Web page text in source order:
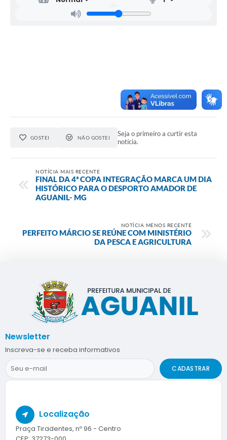
GOSTEI NÃO GOSTEI
Seja o primeiro a curtir esta
notícia.
NOTÍCIA MAIS RECENTE
FINAL DA 4ª COPA INTEGRAÇÃO MARCA UM DIA
HISTÓRICO PARA O DESPORTO AMADOR DE
AGUANIL- MG
NOTÍCIA MENOS RECENTE
PERFEITO MÁRCIO SE REÚNE COM MINISTÉRIO
DA PESCA E AGRICULTURA
Localização
Praça Tiradentes, nº 96 - Centro
Newsletter
Inscreva-se e receba informativos
CADASTRAR